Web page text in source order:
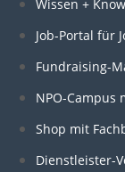
n
k
e
Wissen +
Job-Portal für
Fundraising-
NPO-
Shop mit
Dienstleister-